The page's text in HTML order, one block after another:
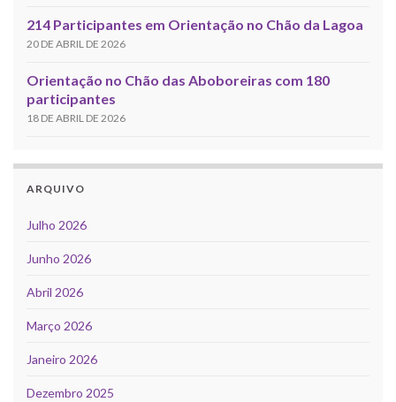
214 Participantes em Orientação no Chão da Lagoa
20 DE ABRIL DE 2026
Orientação no Chão das Aboboreiras com 180
participantes
18 DE ABRIL DE 2026
ARQUIVO
Julho 2026
Junho 2026
Abril 2026
Março 2026
Janeiro 2026
Dezembro 2025